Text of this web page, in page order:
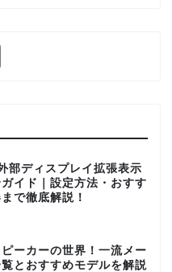
部ディスプレイ拡張表示
イド｜設定方法・おすす
で徹底解説！
ーカーの世界！一流メー
とおすすめモデルを解説